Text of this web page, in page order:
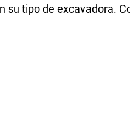
su tipo de excavadora.